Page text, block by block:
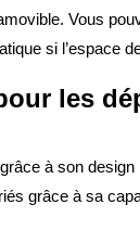
Vous
si l’espace
les
à son
grâce à sa